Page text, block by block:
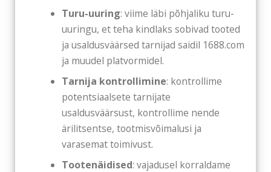
Turu-uuring: viime läbi põhjaliku turu-
uuringu, et teha kindlaks sobivad tooted
ja usaldusväärsed tarnijad saidil 1688.com
ja muudel platvormidel.
Tarnija kontrollimine: kontrollime
potentsiaalsete tarnijate
usaldusväärsust, kontrollime nende
ärilitsentse, tootmisvõimalusi ja
varasemat toimivust.
Tootenäidised: vajadusel korraldame